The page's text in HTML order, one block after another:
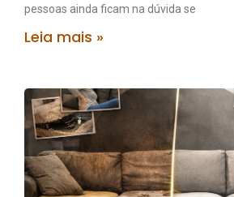
pessoas ainda ficam na dúvida se
Leia mais »